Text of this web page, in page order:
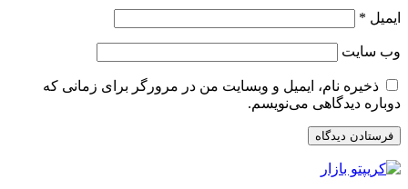
ایمیل *
وب‌ سایت
ذخیره نام، ایمیل و وبسایت من در مرورگر برای زمانی که
دوباره دیدگاهی می‌نویسم.